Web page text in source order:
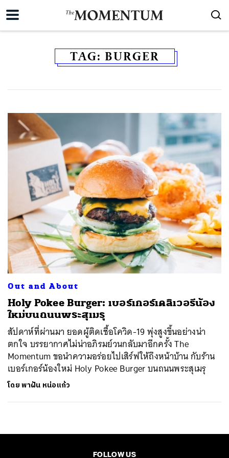
TAG: BURGER
Out and About
Holy Pokee Burger: เบอร์เกอร์เดลิเวอรีน้อง
ใหม่บนถนนพระสุเมรุ
สัปดาห์ที่ผ่านมา ยอดผู้ติดเชื้อโควิด-19 พุ่งสูงขึ้นอย่างน่า
ตกใจ บรรยากาศไม่น่าอภิรมย์วนกลับมาอีกครั้ง The
Momentum ขอนำความอร่อยไปเสิร์ฟให้ถึงหน้าบ้าน กับร้าน
เบอร์เกอร์น้องใหม่ Holy Pokee Burger บนถนนพระสุเมรุ
โดยพาฝัน หน่อแก้ว
FOLLOW US
ค้นหา
SHARE TWEET LINE